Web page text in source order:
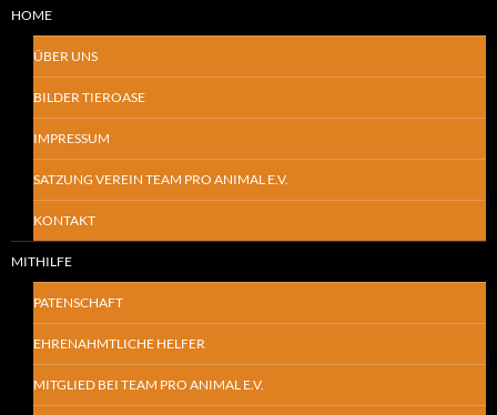
HOME
ÜBER UNS
BILDER TIEROASE
IMPRESSUM
SATZUNG VEREIN TEAM PRO ANIMAL E.V.
KONTAKT
MITHILFE
PATENSCHAFT
EHRENAHMTLICHE HELFER
MITGLIED BEI TEAM PRO ANIMAL E.V.